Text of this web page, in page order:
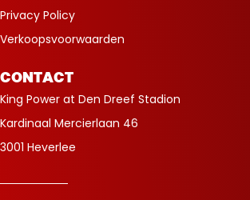
Privacy Policy
Verkoopsvoorwaarden
CONTACT
King Power at Den Dreef Stadion
Kardinaal Mercierlaan 46
3001 Heverlee